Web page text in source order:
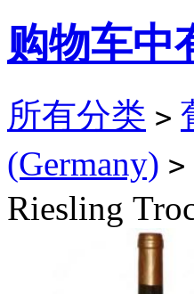
购物车中
所有分类 >
(Germany) >
Riesling